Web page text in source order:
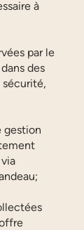
à
par le
des
sécurité,
gestion